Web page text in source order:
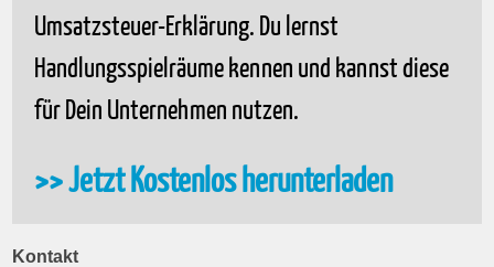
Umsatzsteuer-Erklärung. Du lernst
Handlungsspielräume kennen und kannst diese
für Dein Unternehmen nutzen.
>> Jetzt Kostenlos herunterladen
Kontakt